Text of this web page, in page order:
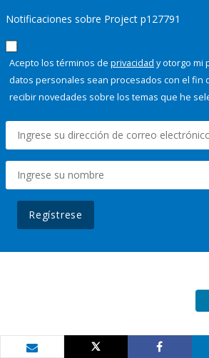
Notificaciones sobre Project p127791
Acepto los términos de privacidad y otorgo mi
datos personales sean procesados con el fin
recibir novedades sobre los temas que he
Regístrese